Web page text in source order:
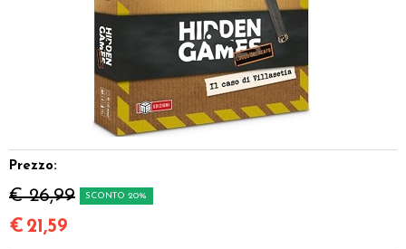
Giocattoli e Gadget
Prezzo:
€ 26,99 SCONTO 20%
€ 21,59